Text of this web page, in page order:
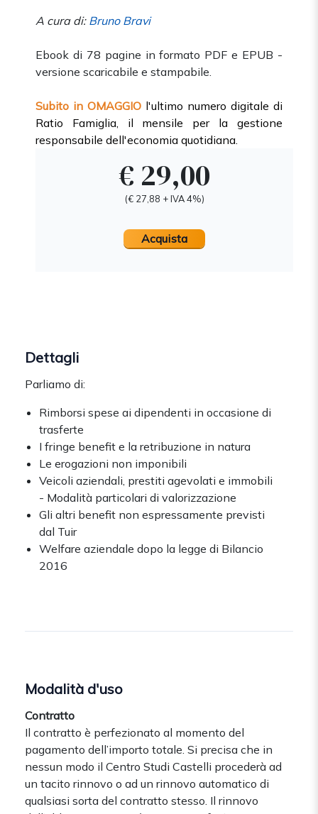
A cura di: Bruno Bravi
Ebook di 78 pagine in formato PDF e EPUB -
versione scaricabile e stampabile.
Subito in OMAGGIO l'ultimo numero digitale di
Ratio Famiglia, il mensile per la gestione
responsabile dell'economia quotidiana.
€ 29,00
(€ 27,88 + IVA 4%)
Acquista
Dettagli
Parliamo di:
Rimborsi spese ai dipendenti in occasione di
trasferte
I fringe benefit e la retribuzione in natura
Le erogazioni non imponibili
Veicoli aziendali, prestiti agevolati e immobili
- Modalità particolari di valorizzazione
Gli altri benefit non espressamente previsti
dal Tuir
Welfare aziendale dopo la legge di Bilancio
2016
Modalità d'uso
Contratto
Il contratto è perfezionato al momento del
pagamento dell’importo totale. Si precisa che in
nessun modo il Centro Studi Castelli procederà ad
un tacito rinnovo o ad un rinnovo automatico di
qualsiasi sorta del contratto stesso. Il rinnovo